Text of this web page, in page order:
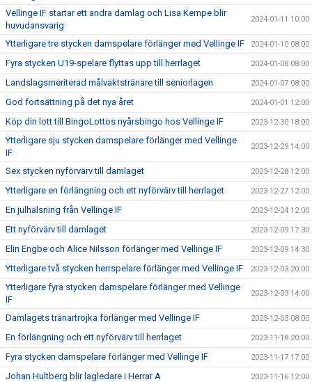
Vellinge IF startar ett andra damlag och Lisa Kempe blir
huvudansvarig
2024-01-11 10:00
Ytterligare tre stycken damspelare förlänger med Vellinge IF 2024-01-10 08:00
Fyra stycken U19-spelare flyttas upp till herrlaget 2024-01-08 08:00
Landslagsmeriterad målvaktstränare till seniorlagen 2024-01-07 08:00
God fortsättning på det nya året 2024-01-01 12:00
Köp din lott till BingoLottos nyårsbingo hos Vellinge IF 2023-12-30 18:00
Ytterligare sju stycken damspelare förlänger med Vellinge
IF
2023-12-29 14:00
Sex stycken nyförvärv till damlaget 2023-12-28 12:00
Ytterligare en förlängning och ett nyförvärv till herrlaget 2023-12-27 12:00
En julhälsning från Vellinge IF 2023-12-24 12:00
Ett nyförvärv till damlaget 2023-12-09 17:30
Elin Engbe och Alice Nilsson förlänger med Vellinge IF 2023-12-09 14:30
Ytterligare två stycken herrspelare förlänger med Vellinge IF 2023-12-03 20:00
Ytterligare fyra stycken damspelare förlänger med Vellinge
IF
2023-12-03 14:00
Damlagets tränartrojka förlänger med Vellinge IF 2023-12-03 08:00
En förlängning och ett nyförvärv till herrlaget 2023-11-18 20:00
Fyra stycken damspelare förlänger med Vellinge IF 2023-11-17 17:00
Johan Hultberg blir lagledare i Herrar A 2023-11-16 12:00